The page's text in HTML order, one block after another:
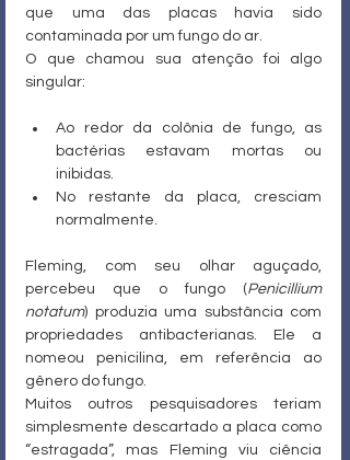
que uma das placas havia sido
contaminada por um fungo do ar.
O que chamou sua atenção foi algo
singular:
Ao redor da colônia de fungo, as
bactérias estavam mortas ou
inibidas.
No restante da placa, cresciam
normalmente.
Fleming, com seu olhar aguçado,
percebeu que o fungo (Penicillium
notatum) produzia uma substância com
propriedades antibacterianas. Ele a
nomeou penicilina, em referência ao
gênero do fungo.
Muitos outros pesquisadores teriam
simplesmente descartado a placa como
“estragada”, mas Fleming viu ciência